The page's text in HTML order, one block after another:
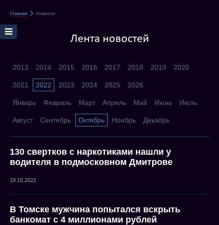
Главная Новости
Лента новостей
2013 2014 2015 2016 2017 2018 2019 2020
2021 2022 2023 2024 2025 2026
Январь Февраль Март Апрель Май Июнь Июль
Август Сентябрь Октябрь Ноябрь Декабрь
130 свертков с наркотиками нашли у
водителя в подмосковном Дмитрове
19.10.2022
В Томске мужчина попытался вскрыть
банкомат с 4 миллионами рублей